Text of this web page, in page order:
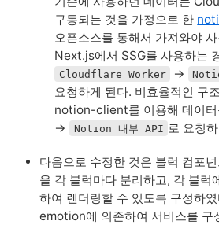
구동되는 것을 가정으로 한
오픈소스를 통해서 가져와야
Next.js에서 SSG를 사용하는
Cloudflare Worker →
요청하게 된다. 비효율적인 구
notion-client를 이용해 데이터
→ Notion 내부 API 로 요청
다음으로 수정한 것은 블럭 컴포
을 각 블럭마다 분리하고, 각 블
하여 렌더링할 수 있도록 구성하
emotion에 의존하여 서비스를 구